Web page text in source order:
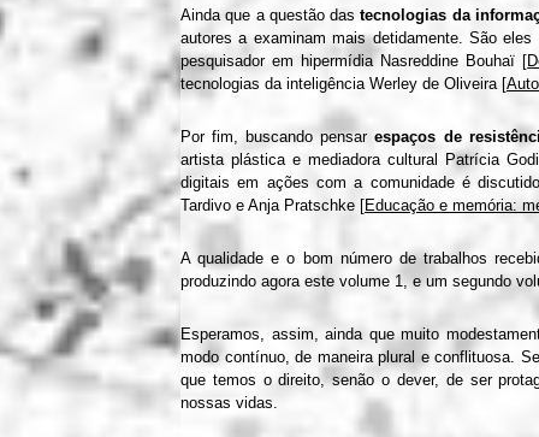
Ainda que a questão dastecnologias da
autores a examinam mais detidamente. São
pesquisador em hipermídia Nasreddine Bouhaï [
tecnologias da inteligência Werley de Oliveira [
Por fim, buscando pensarespaços de
artista plástica e mediadora cultural Patrícia
digitais em ações com a comunidade é
Tardivo e Anja Pratschke [Educação e memória:
A qualidade e o bom número de trabalhos
produzindo agora este volume 1, e um segundo
Esperamos, assim, ainda que muito
modo contínuo, de maneira plural e conflituosa.
que temos o direito, senão o dever, de ser
nossas vidas.